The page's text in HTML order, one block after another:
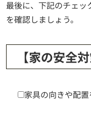
最後に、下記のチェ
を確認しましょう。
【家の安全対
家具の向きや配